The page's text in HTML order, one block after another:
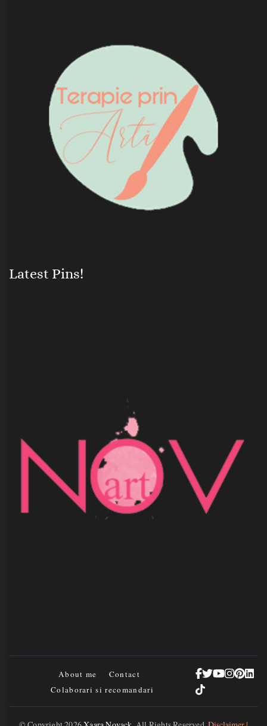
Latest Pins!
About me
Contact
Colaborari si recomandari